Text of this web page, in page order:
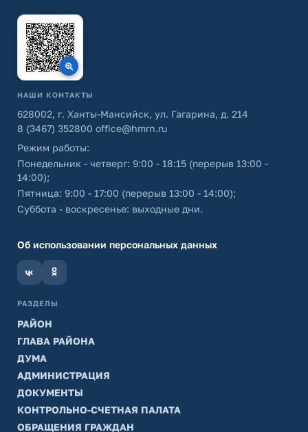
НАШИ КОНТАКТЫ
628002, г. Ханты-Мансийск, ул. Гагарина, д. 214
8 (3467) 352800 office@hmrn.ru
Режим работы:
Понедельник - четверг: 9:00 - 18:15 (перерыв 13:00 -
14:00);
Пятница: 9:00 - 17:00 (перерыв 13:00 - 14:00);
Суббота - воскресенье: выходные дни.
Об использовании персональных данных
РАЗДЕЛЫ
РАЙОН
ГЛАВА РАЙОНА
ДУМА
АДМИНИСТРАЦИЯ
ДОКУМЕНТЫ
КОНТРОЛЬНО-СЧЕТНАЯ ПАЛАТА
ОБРАЩЕНИЯ ГРАЖДАН